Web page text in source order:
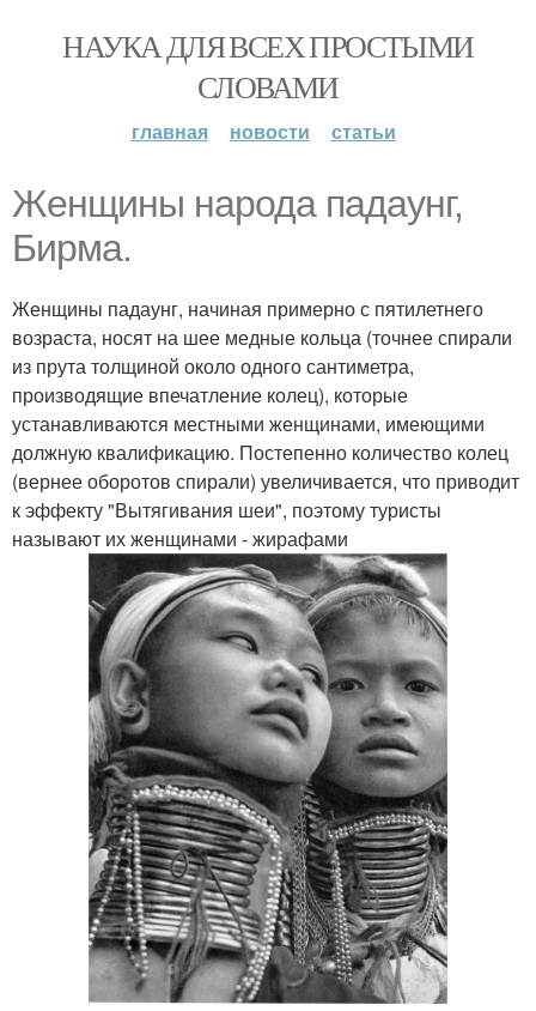
НАУКА ДЛЯ ВСЕХ ПРОСТЫМИ
СЛОВАМИ
главная новости статьи
Женщины народа падаунг,
Бирма.
Женщины падаунг, начиная примерно с пятилетнего
возраста, носят на шее медные кольца (точнее спирали
из прута толщиной около одного сантиметра,
производящие впечатление колец), которые
устанавливаются местными женщинами, имеющими
должную квалификацию. Постепенно количество колец
(вернее оборотов спирали) увеличивается, что приводит
к эффекту "Вытягивания шеи", поэтому туристы
называют их женщинами - жирафами